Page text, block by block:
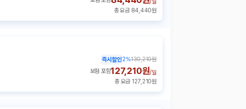
/일
총 요금 84,440원
즉시할인2%130,210원
보험 포함127,210원/일
총 요금 127,210원